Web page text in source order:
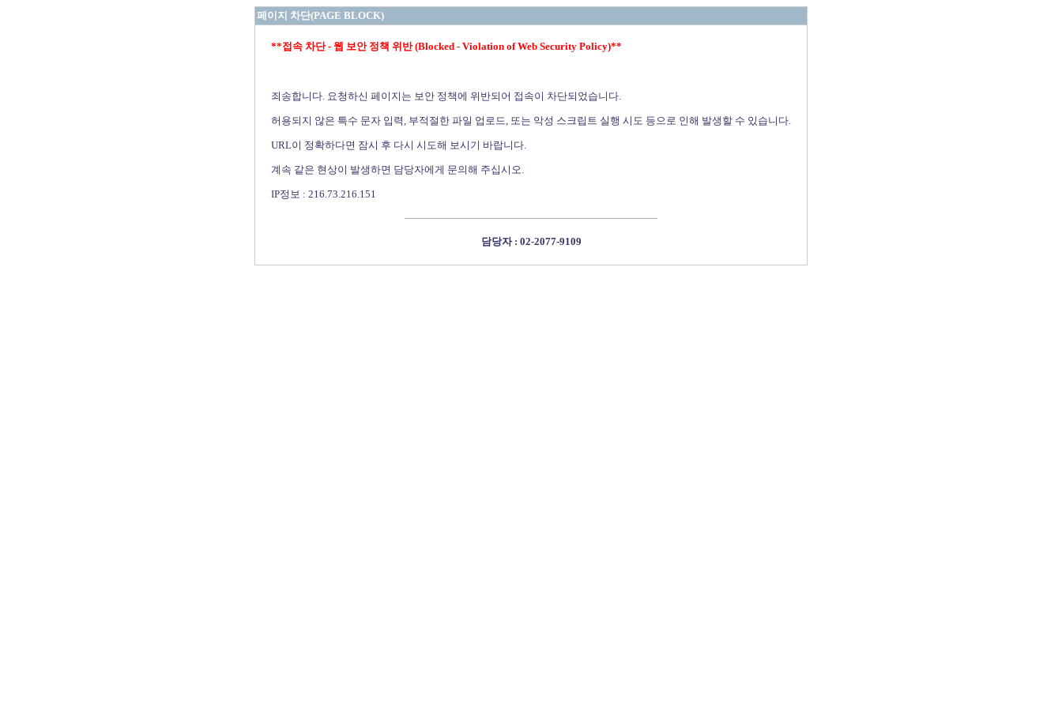
페이지 차단(PAGE BLOCK)
**접속 차단 - 웹 보안 정책 위반 (Blocked - Violation of Web Security Policy)**
죄송합니다. 요청하신 페이지는 보안 정책에 위반되어 접속이 차단되었습니다.
허용되지 않은 특수 문자 입력, 부적절한 파일 업로드, 또는 악성 스크립트 실행 시도 등으로 인해 발생할 수 있습니다.
URL이 정확하다면 잠시 후 다시 시도해 보시기 바랍니다.
계속 같은 현상이 발생하면 담당자에게 문의해 주십시오.
IP정보 : 216.73.216.151
--------------------------------------------------------------------------------
담당자 : 02-2077-9109